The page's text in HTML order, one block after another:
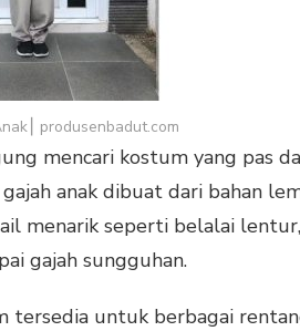
produsenbadut.com
mencari kostum yang pas
anak dibuat dari bahan
menarik seperti belalai
gajah sungguhan.
tersedia untuk berbagai